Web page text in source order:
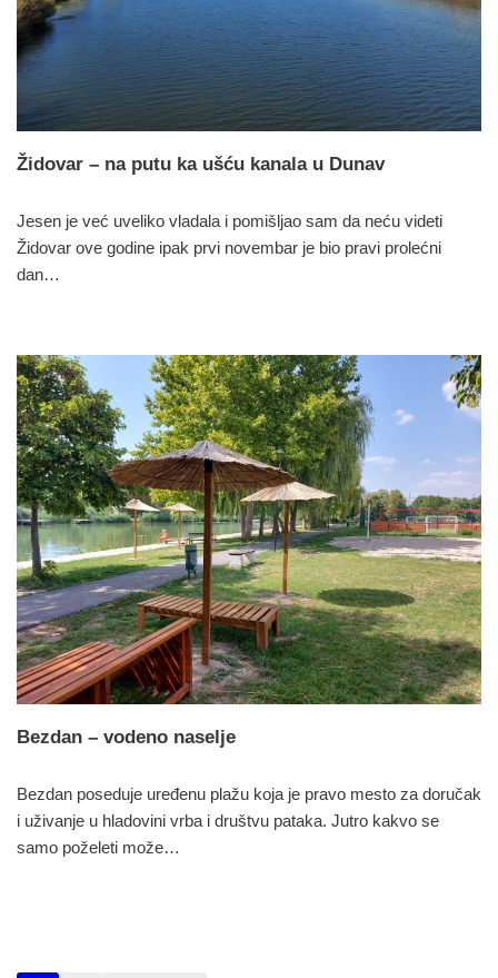
Židovar – na putu ka ušću kanala u Dunav
Jesen je već uveliko vladala i pomišljao sam da neću videti
Židovar ove godine ipak prvi novembar je bio pravi prolećni
dan…
Bezdan – vodeno naselje
Bezdan poseduje uređenu plažu koja je pravo mesto za doručak
i uživanje u hladovini vrba i društvu pataka. Jutro kakvo se
samo poželeti može…